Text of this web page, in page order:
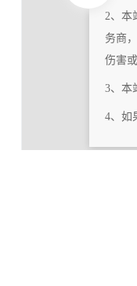
2、本
务商
伤害
3、本
4、如